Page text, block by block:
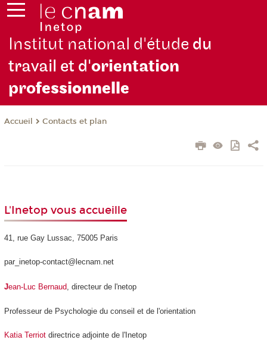
Institut national d'étude du
travail et d'orientation
professionnelle
Accueil Contacts et plan
L'Inetop vous accueille
41, rue Gay Lussac, 75005 Paris
par_inetop-contact@lecnam.net
Jean-Luc Bernaud, directeur de l'netop
Professeur de Psychologie du conseil et de l'orientation
Katia Terriotdirectrice adjointe de l'Inetop